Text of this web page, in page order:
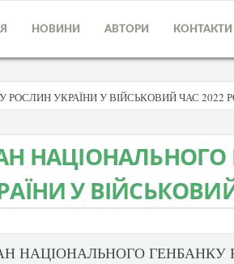
НОВИНИ АВТОРИ КОНТАКТИ
УКРАЇНИ У ВІЙСЬКОВИЙ ЧАС 2022
У
НАЦІОНАЛЬНОГО ГЕНБАНКУ